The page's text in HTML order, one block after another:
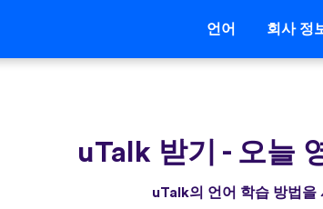
언어 회사 정
uTalk 받기 - 오늘
uTalk의 언어 학습 방법을